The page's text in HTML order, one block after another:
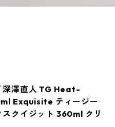
深澤直人 TG Heat-
Exquisite ティージー
クイジット 360ml クリ